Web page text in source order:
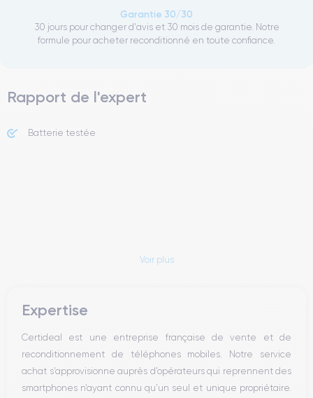
Garantie 30/30
30 jours pour changer d'avis et 30 mois de garantie. Notre
formule pour acheter reconditionné en toute confiance.
Rapport de l'expert
Batterie testée
Voir plus
Expertise
Certideal est une entreprise française de vente et de
reconditionnement de téléphones mobiles. Notre service
achat s’approvisionne auprès d’opérateurs qui reprennent des
smartphones n’ayant connu qu’un seul et unique propriétaire.